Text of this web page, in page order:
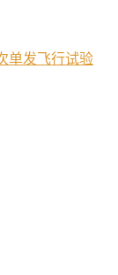
单发飞行试验